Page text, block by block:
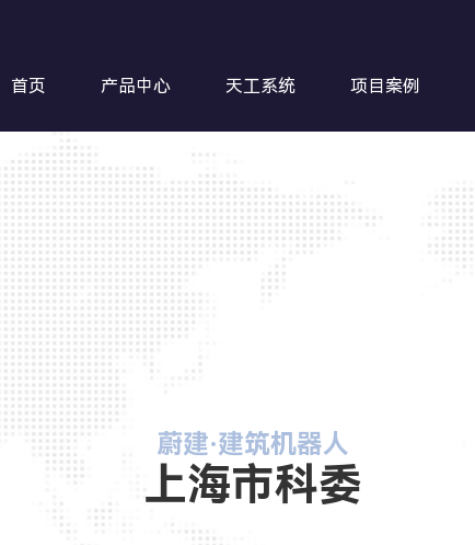
首页 产品中心 天工系统 项目案例
蔚建·建筑机器人
上海市科委